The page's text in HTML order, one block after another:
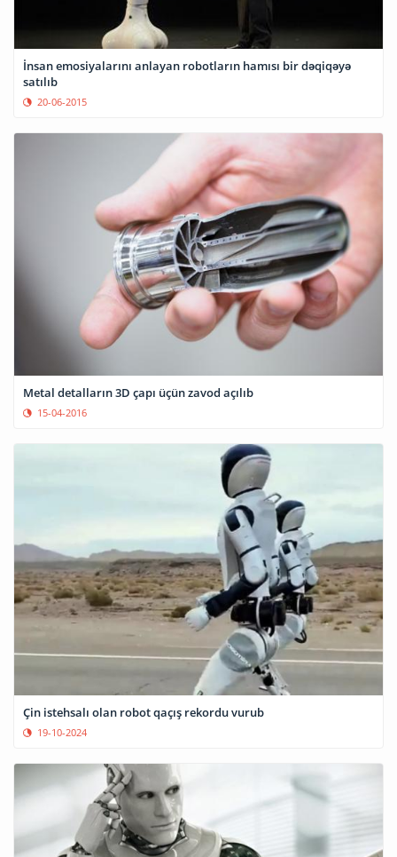
İnsan emosiyalarını anlayan robotların hamısı bir dəqiqəyə
satılıb
20-06-2015
Metal detalların 3D çapı üçün zavod açılıb
15-04-2016
Çin istehsalı olan robot qaçış rekordu vurub
19-10-2024